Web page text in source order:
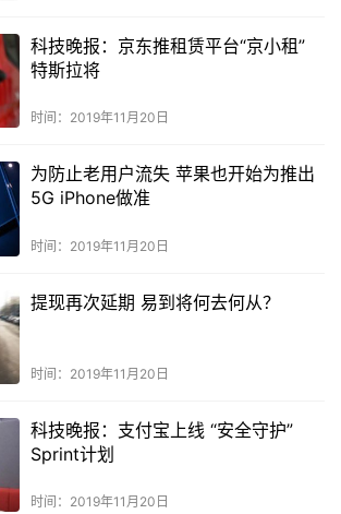
科技晚报：京东推租赁平台“京小租”
特斯拉将
时间：2019年11月20日
为防止老用户流失 苹果也开始为推出
5G iPhone做准
时间：2019年11月20日
提现再次延期 易到将何去何从？
时间：2019年11月20日
科技晚报：支付宝上线 “安全守护”
Sprint计划
时间：2019年11月20日